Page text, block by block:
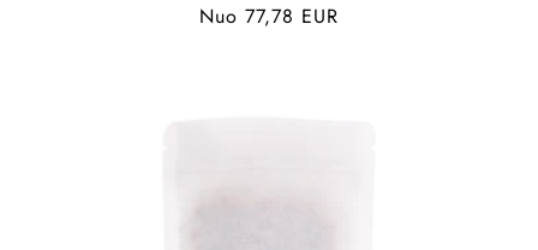
Įprasta
Nuo 77,78 EUR